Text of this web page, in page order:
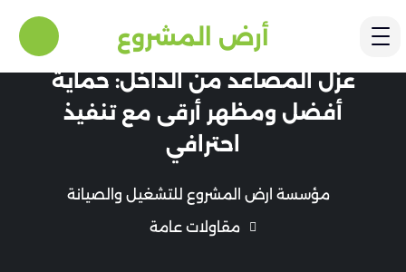
أرض المشروع
عزل المصاعد من الداخل: حماية
أفضل ومظهر أرقى مع تنفيذ
احترافي
مؤسسة ارض المشروع للتشغيل والصيانة
مقاولات عامة